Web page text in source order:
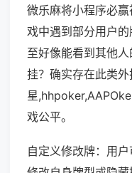
微乐麻将小程序必
戏中遇到部分用户
至好像能看到其他
挂？确实存在此类
星
戏公平。
自定义修改牌：用户